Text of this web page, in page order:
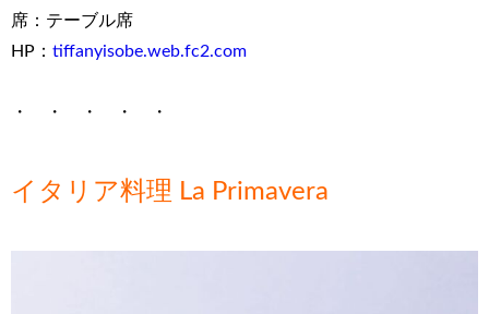
席：テーブル席
HP： tiffanyisobe.web.fc2.com
・ ・ ・ ・ ・
イタリア料理 La Primavera